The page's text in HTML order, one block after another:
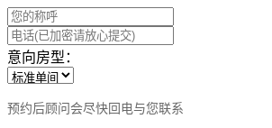
意向房型：
预约后顾问会尽快回电与您联系